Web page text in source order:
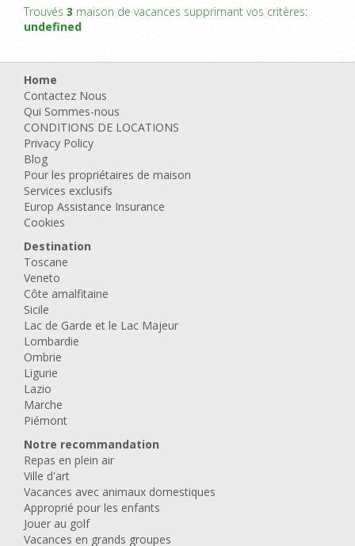
Trouvés 3 maison de vacances supprimant vos critères:
undefined
Home
Contactez Nous
Qui Sommes-nous
CONDITIONS DE LOCATIONS
Privacy Policy
Blog
Pour les propriétaires de maison
Services exclusifs
Europ Assistance Insurance
Cookies
Destination
Toscane
Veneto
Côte amalfitaine
Sicile
Lac de Garde et le Lac Majeur
Lombardie
Ombrie
Ligurie
Lazio
Marche
Piémont
Notre recommandation
Repas en plein air
Ville d'art
Vacances avec animaux domestiques
Approprié pour les enfants
Jouer au golf
Vacances en grands groupes